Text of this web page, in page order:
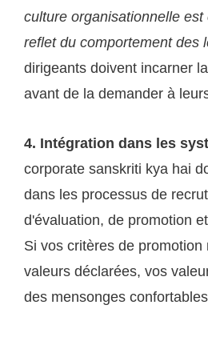
culture organisationnelle
reflet du comportement des
dirigeants doivent incarner
avant de la demander à
4. Intégration dans les
corporate sanskriti kya hai
dans les processus de
d'évaluation, de promotion
Si vos critères de
valeurs déclarées, vos
des mensonges